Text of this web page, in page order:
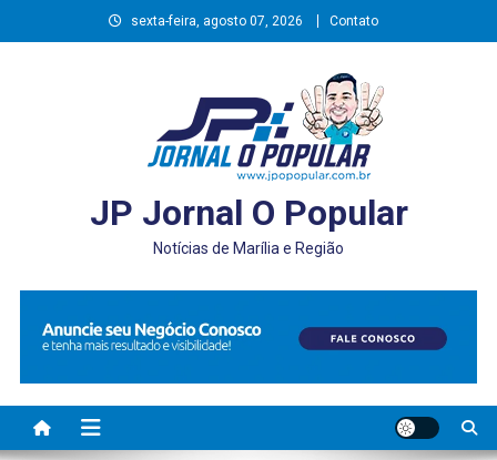
to
sexta-feira, agosto 07, 2026 Contato
JP Jornal O Popular
Notícias de Marília e Região